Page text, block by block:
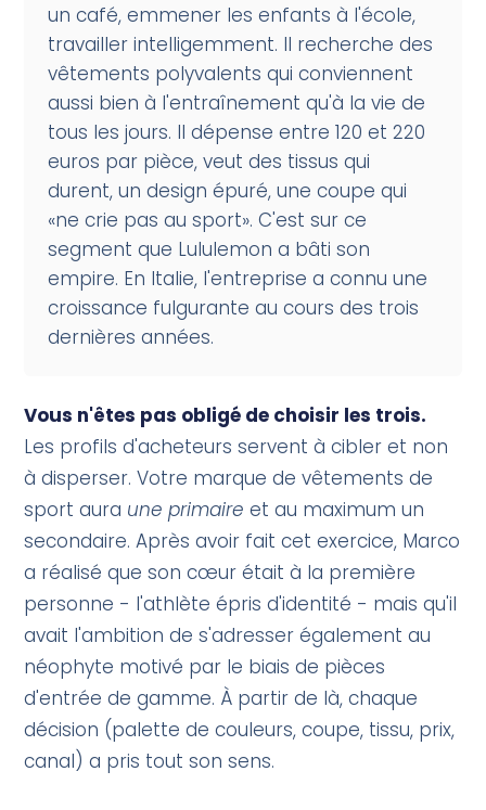
un café, emmener les enfants à l'école,
travailler intelligemment. Il recherche des
vêtements polyvalents qui conviennent
aussi bien à l'entraînement qu'à la vie de
tous les jours. Il dépense entre 120 et 220
euros par pièce, veut des tissus qui
durent, un design épuré, une coupe qui
«ne crie pas au sport». C'est sur ce
segment que Lululemon a bâti son
empire. En Italie, l'entreprise a connu une
croissance fulgurante au cours des trois
dernières années.
Vous n'êtes pas obligé de choisir les trois.
Les profils d'acheteurs servent à cibler et non
à disperser. Votre marque de vêtements de
sport aura une primaire et au maximum un
secondaire. Après avoir fait cet exercice, Marco
a réalisé que son cœur était à la première
personne - l'athlète épris d'identité - mais qu'il
avait l'ambition de s'adresser également au
néophyte motivé par le biais de pièces
d'entrée de gamme. À partir de là, chaque
décision (palette de couleurs, coupe, tissu, prix,
canal) a pris tout son sens.